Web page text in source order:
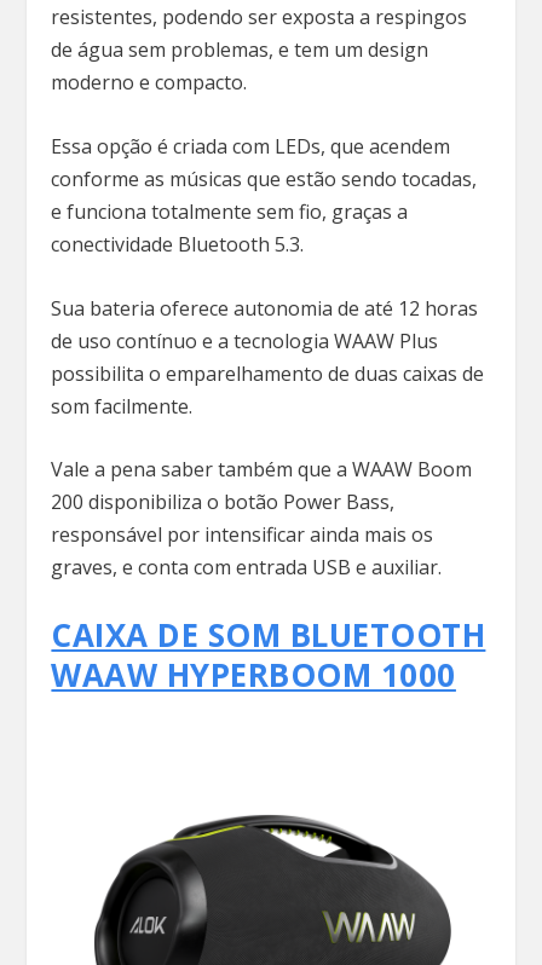
resistentes, podendo ser exposta a respingos
de água sem problemas, e tem um design
moderno e compacto.
Essa opção é criada com LEDs, que acendem
conforme as músicas que estão sendo tocadas,
e funciona totalmente sem fio, graças a
conectividade Bluetooth 5.3.
Sua bateria oferece autonomia de até 12 horas
de uso contínuo e a tecnologia WAAW Plus
possibilita o emparelhamento de duas caixas de
som facilmente.
Vale a pena saber também que a WAAW Boom
200 disponibiliza o botão Power Bass,
responsável por intensificar ainda mais os
graves, e conta com entrada USB e auxiliar.
CAIXA DE SOM BLUETOOTH
WAAW HYPERBOOM 1000